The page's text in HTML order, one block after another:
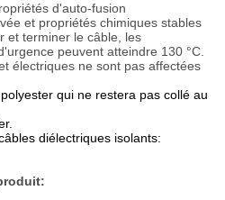
d'auto-fusion
et propriétés chimiques stables
et terminer le câble, les
peuvent atteindre 130 °C.
électriques ne sont pas affectées
qui ne restera pas collé au
diélectriques isolants: